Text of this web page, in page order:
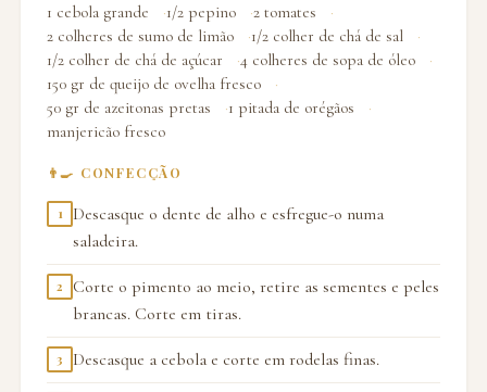
1 cebola grande
1/2 pepino
2 tomates
2 colheres de sumo de limão
1/2 colher de chá de sal
1/2 colher de chá de açúcar
4 colheres de sopa de óleo
150 gr de queijo de ovelha fresco
50 gr de azeitonas pretas
1 pitada de orégãos
manjericão fresco
👨‍🍳 CONFECÇÃO
1
Descasque o dente de alho e esfregue-o numa
saladeira.
2
Corte o pimento ao meio, retire as sementes e peles
brancas. Corte em tiras.
3 Descasque a cebola e corte em rodelas finas.